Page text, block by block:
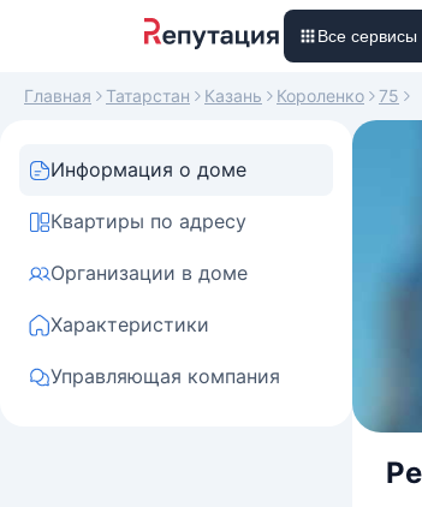
Все сервисы
Главная Татарстан Казань Короленко 75
Информация о доме
Квартиры по адресу
Организации в доме
Характеристики
Управляющая компания